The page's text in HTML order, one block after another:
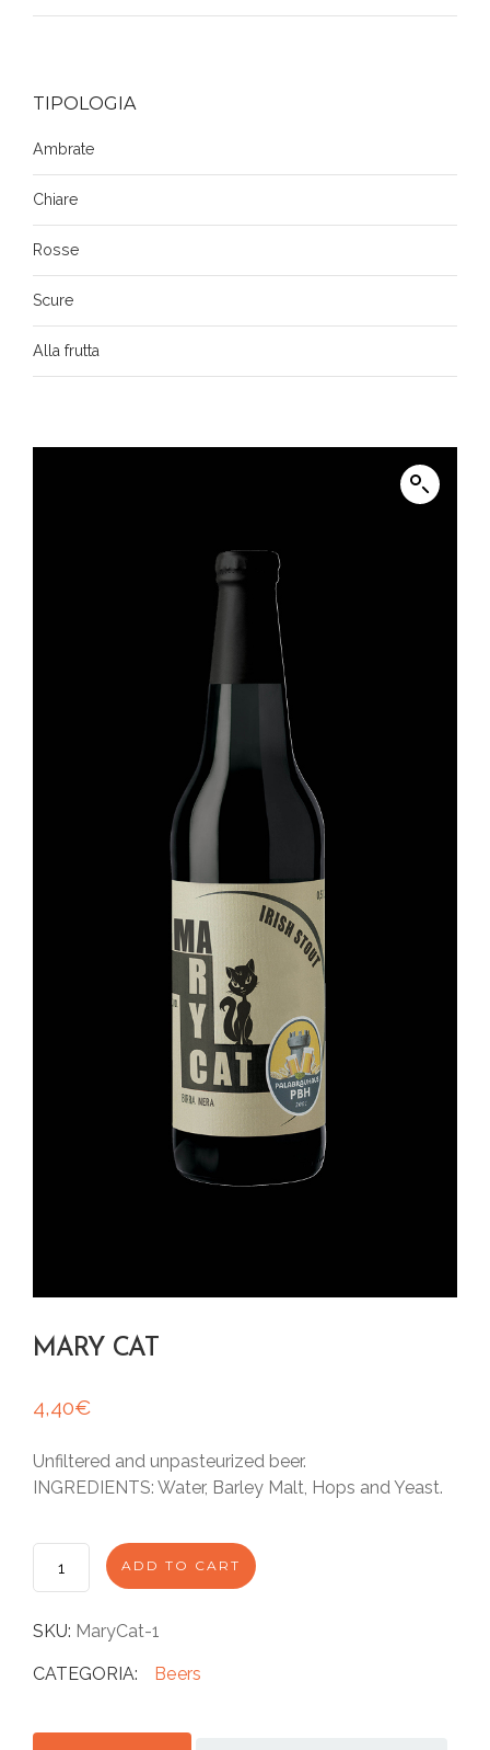
MARY CAT
4,40€
Unfiltered and unpasteurized beer.
INGREDIENTS: Water, Barley Malt, Hops and Yeast.
Y
A
u
ADD TO CART
SKU: MaryCat-1
CATEGORIA: Beers
TIPOLOGIA
Ambrate
Chiare
Rosse
Scure
Alla frutta